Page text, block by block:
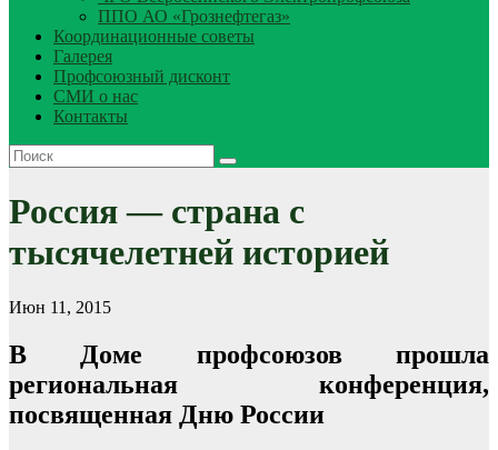
ППО АО «Грознефтегаз»
Координационные советы
Галерея
Профсоюзный дисконт
СМИ о нас
Контакты
Россия — страна с
тысячелетней историей
Июн 11, 2015
В Доме профсоюзов прошла
региональная конференция,
посвященная Дню России